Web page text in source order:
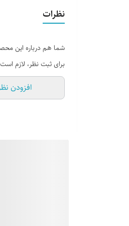
نظرات
شما هم درباره این
برای ثبت نظر، لازم
افزودن